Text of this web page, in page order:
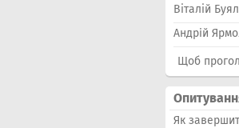
Віталій
Андрiй
Щоб
Як